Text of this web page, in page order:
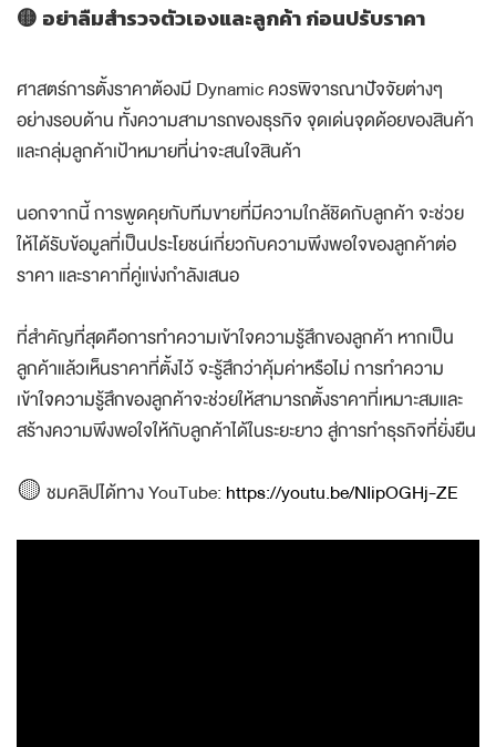
🟡 อย่าลืมสำรวจตัวเองและลูกค้า ก่อนปรับราคา
ศาสตร์การตั้งราคาต้องมี Dynamic ควรพิจารณาปัจจัยต่างๆ
อย่างรอบด้าน ทั้งความสามารถของธุรกิจ จุดเด่นจุดด้อยของสินค้า
และกลุ่มลูกค้าเป้าหมายที่น่าจะสนใจสินค้า
นอกจากนี้ การพูดคุยกับทีมขายที่มีความใกล้ชิดกับลูกค้า จะช่วย
ให้ได้รับข้อมูลที่เป็นประโยชน์เกี่ยวกับความพึงพอใจของลูกค้าต่อ
ราคา และราคาที่คู่แข่งกำลังเสนอ
ที่สำคัญที่สุดคือการทำความเข้าใจความรู้สึกของลูกค้า หากเป็น
ลูกค้าแล้วเห็นราคาที่ตั้งไว้ จะรู้สึกว่าคุ้มค่าหรือไม่ การทำความ
เข้าใจความรู้สึกของลูกค้าจะช่วยให้สามารถตั้งราคาที่เหมาะสมและ
สร้างความพึงพอใจให้กับลูกค้าได้ในระยะยาว สู่การทำธุรกิจที่ยั่งยืน
🟡 ชมคลิปได้ทาง YouTube: https://youtu.be/NIipOGHj-ZE